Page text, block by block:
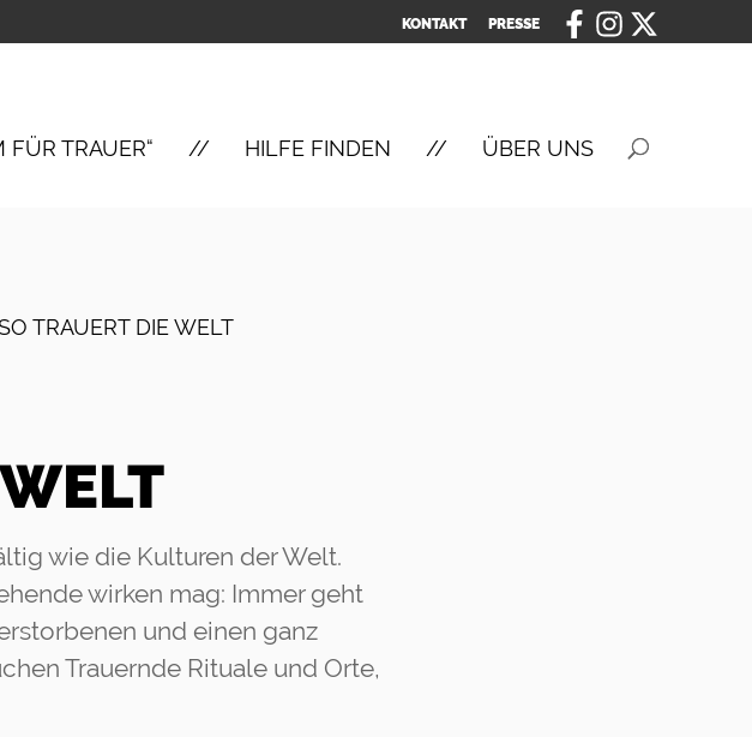
KONTAKT PRESSE
FÜR TRAUER“ HILFE FINDEN ÜBER UNS
TRAUERT DIE WELT
wie die Kulturen der Welt.
wirken mag: Immer geht
und einen ganz
Trauernde Rituale und Orte,